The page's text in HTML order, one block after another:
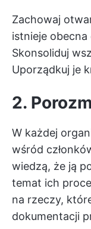
Zachowaj
istnieje
Skonsoliduj
Uporządkuj je
2.
W każdej
wśród
wiedzą, że ją
temat ich
na rzeczy,
dokumentacji